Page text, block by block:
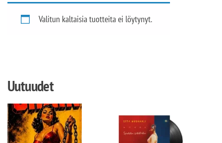
Valitun kaltaisia tuotteita ei löytynyt.
Uutuudet